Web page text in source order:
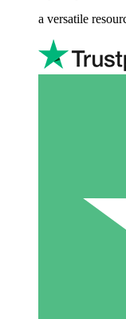
a versatile